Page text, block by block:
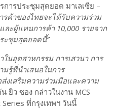
ารประชุมสุดยอด มาเลเซีย –
รค้าของไทยจะได้รับความร่วม
ะผู้แทนการค้า 10,000 รายจาก
ะชุมสุดยอดนี้”
ในอุตสาหกรรม การเสวนา การ
มรู้ที่นำเสนอในการ
งเสริมความร่วมมือและความ
ยิว ซอง กล่าวในงาน MCS
ที่กรุงเทพฯ วันนี้